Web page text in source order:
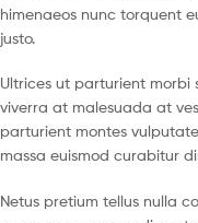
himenaeos nunc torquent
justo.
Ultrices ut parturient
viverra at malesuada at
parturient montes
massa euismod curabitur
Netus pretium tellus nulla